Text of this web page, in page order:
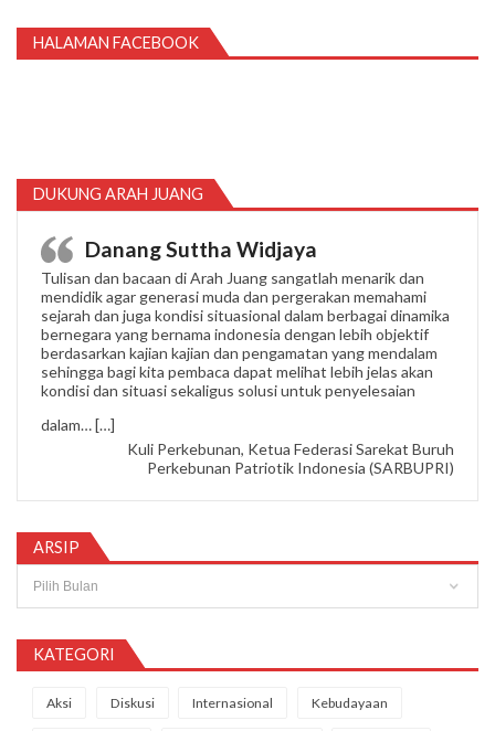
HALAMAN FACEBOOK
DUKUNG ARAH JUANG
Danang Suttha Widjaya
Tulisan dan bacaan di Arah Juang sangatlah menarik dan
mendidik agar generasi muda dan pergerakan memahami
sejarah dan juga kondisi situasional dalam berbagai dinamika
bernegara yang bernama indonesia dengan lebih objektif
berdasarkan kajian kajian dan pengamatan yang mendalam
sehingga bagi kita pembaca dapat melihat lebih jelas akan
kondisi dan situasi sekaligus solusi untuk penyelesaian
dalam…[…]
Kuli Perkebunan, Ketua Federasi Sarekat Buruh
Perkebunan Patriotik Indonesia (SARBUPRI)
ARSIP
KATEGORI
Aksi Diskusi Internasional Kebudayaan